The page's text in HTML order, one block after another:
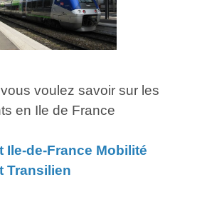
voulez savoir sur les
en Ile de France
Ile-de-France Mobilité
Transilien